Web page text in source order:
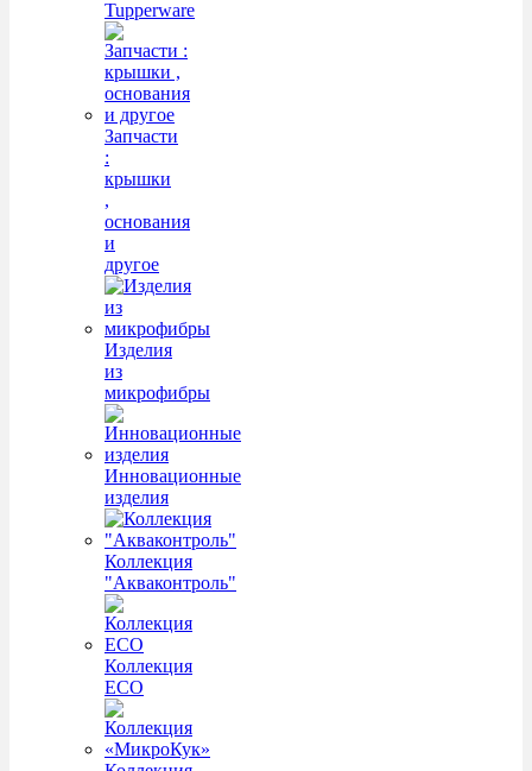
Tupperware
Запчасти
:
крышки
,
основания
и
другое
Изделия
из
микрофибры
Инновационные
изделия
Коллекция
"Акваконтроль"
Коллекция
ECO